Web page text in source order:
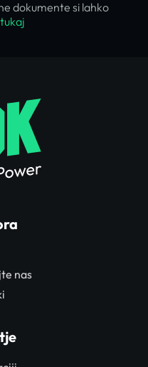
dokumente si lahko
tukaj
nas